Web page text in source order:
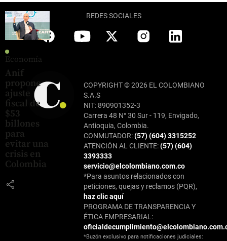
Economía
Anif
propone
ajuste
fiscal de
$53
billones
para
evitar una
crisis en
Colombia
share
REDES SOCIALES
COPYRIGHT © 2026 EL COLOMBIANO
S.A.S
NIT: 890901352-3
Carrera 48 N° 30 Sur - 119, Envigado,
Antioquia, Colombia.
CONMUTADOR:(57) (604) 3315252
ATENCIÓN AL CLIENTE:(57) (604)
3393333
servicio@elcolombiano.com.co
*Para asuntos relacionados con
peticiones, quejas y reclamos (PQR),
haz clic aquí
PROGRAMA DE TRANSPARENCIA Y
ÉTICA EMPRESARIAL:
*Buzón exclusivo para notificaciones judiciales: